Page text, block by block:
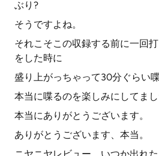
ぶり?
そうですよね。
それこそこの収録する前に一回
をした時に
盛り上がっちゃって30分ぐらい
本当に喋るのを楽しみにしてまし
本当にありがとうございます。
ありがとうございます、本当。